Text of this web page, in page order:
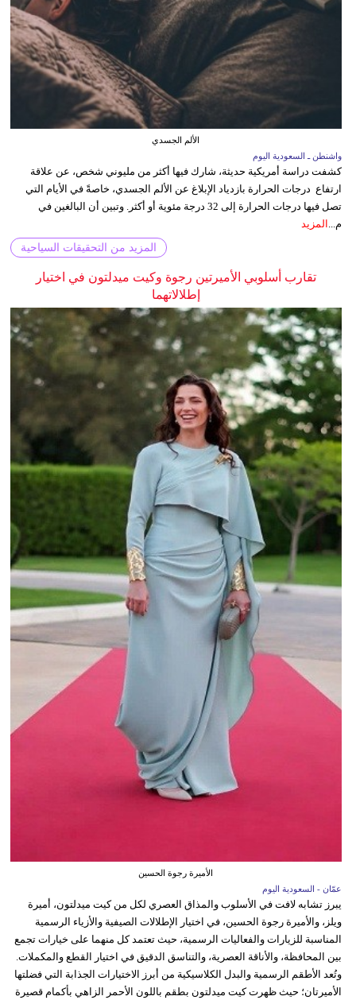
الألم الجسدي
واشنطن ـ السعودية اليوم
كشفت دراسة أمريكية حديثة، شارك فيها أكثر من مليوني شخص، عن علاقة
ارتفاع درجات الحرارة بازدياد الإبلاغ عن الألم الجسدي، خاصةً في الأيام التي
تصل فيها درجات الحرارة إلى 32 درجة مئوية أو أكثر. وتبين أن البالغين في
م... المزيد
المزيد من التحقيقات السياحية
تقارب أسلوبي الأميرتين رجوة وكيت ميدلتون في اختيار
إطلالاتهما
الأميرة رجوة الحسين
عمّان - السعودية اليوم
يبرز تشابه لافت في الأسلوب والمذاق العصري لكل من كيت ميدلتون، أميرة
ويلز، والأميرة رجوة الحسين، في اختيار الإطلالات الصيفية والأزياء الرسمية
المناسبة للزيارات والفعاليات الرسمية، حيث تعتمد كل منهما على خيارات تجمع
بين المحافظة، والأناقة العصرية، والتناسق الدقيق في اختيار القطع والمكملات.
وتُعد الأطقم الرسمية والبدل الكلاسيكية من أبرز الاختيارات الجذابة التي فضلتها
الأميرتان؛ حيث ظهرت كيت ميدلتون بطقم باللون الأحمر الزاهي بأكمام قصيرة